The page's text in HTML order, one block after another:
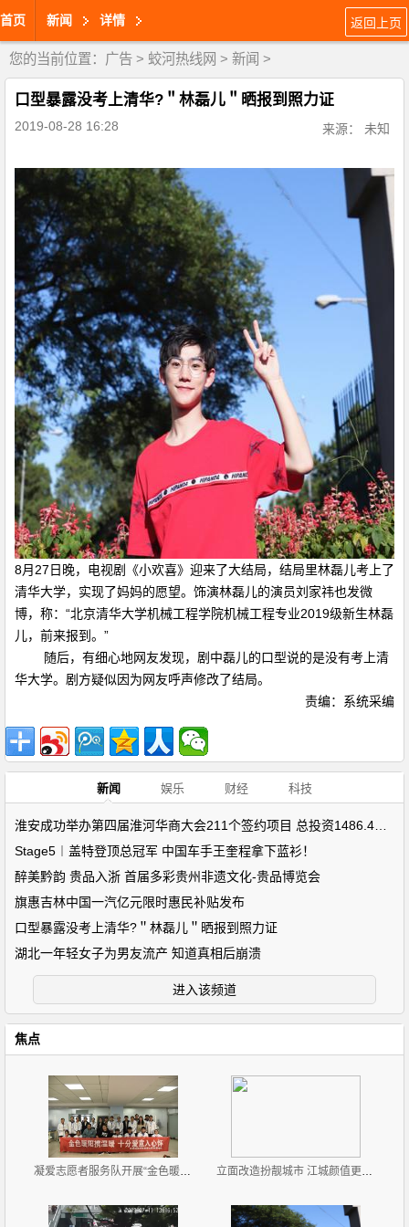
首页 新闻 详情 返回上页
您的当前位置： 广告 > 蛟河热线网 > 新闻 >
口型暴露没考上清华?＂林磊儿＂晒报到照力证
2019-08-28 16:28 来源： 未知
8月27日晚，电视剧《小欢喜》迎来了大结局，结局里林磊儿考上了
清华大学，实现了妈妈的愿望。饰演林磊儿的演员刘家祎也发微
博，称：“北京清华大学机械工程学院机械工程专业2019级新生林磊
儿，前来报到。 ”
随后，有细心地网友发现，剧中磊儿的口型说的是没有考上清
华大学。剧方疑似因为网友呼声修改了结局。
责编：系统采编
新闻 娱乐 财经 科技
Stage5︱盖特登顶总冠军 中国车手王奎程拿下蓝衫！
醉美黔韵 贵品入浙 首届多彩贵州非遗文化-贵品博览会
旗惠吉林中国一汽亿元限时惠民补贴发布
口型暴露没考上清华?＂林磊儿＂晒报到照力证
湖北一年轻女子为男友流产 知道真相后崩溃
进入该频道
焦点
凝爱志愿者服务队开展“金色暖秋，爱不残缺”志愿服务 立面改造扮靓城市 江城颜值更高了！